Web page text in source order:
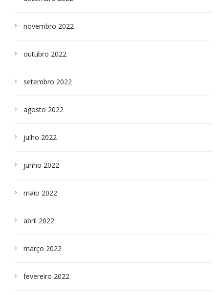
novembro 2022
outubro 2022
setembro 2022
agosto 2022
julho 2022
junho 2022
maio 2022
abril 2022
março 2022
fevereiro 2022